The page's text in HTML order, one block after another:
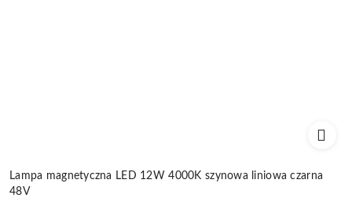
Lampa magnetyczna LED 12W 4000K szynowa liniowa czarna
48V